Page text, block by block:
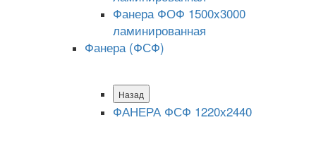
Фанера ФОФ 1500x3000
ламинированная
Фанера (ФСФ)
Назад
ФАНЕРА ФСФ 1220х2440